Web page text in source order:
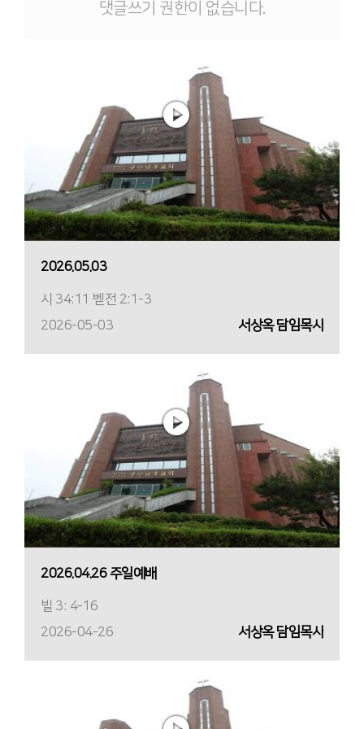
댓글쓰기 권한이 없습니다.
2026.05.03
시 34:11 벧전 2:1-3
2026-05-03
서상옥 담임목사
2026.04.26 주일예배
빌 3: 4-16
2026-04-26
서상옥 담임목사